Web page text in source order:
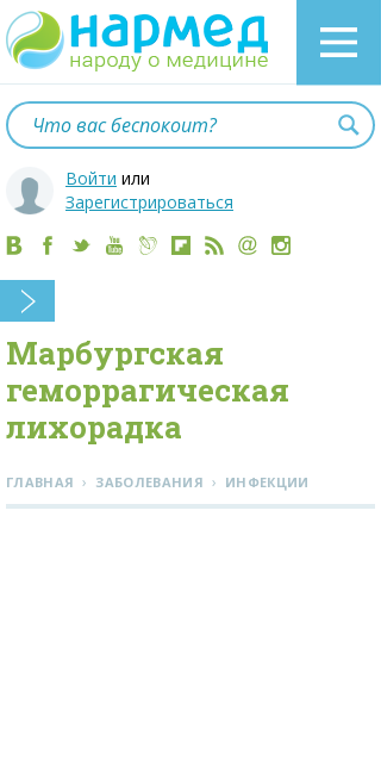
Войти или
Зарегистрироваться
Марбургская
геморрагическая
лихорадка
ГЛАВНАЯ › ЗАБОЛЕВАНИЯ › ИНФЕКЦИИ